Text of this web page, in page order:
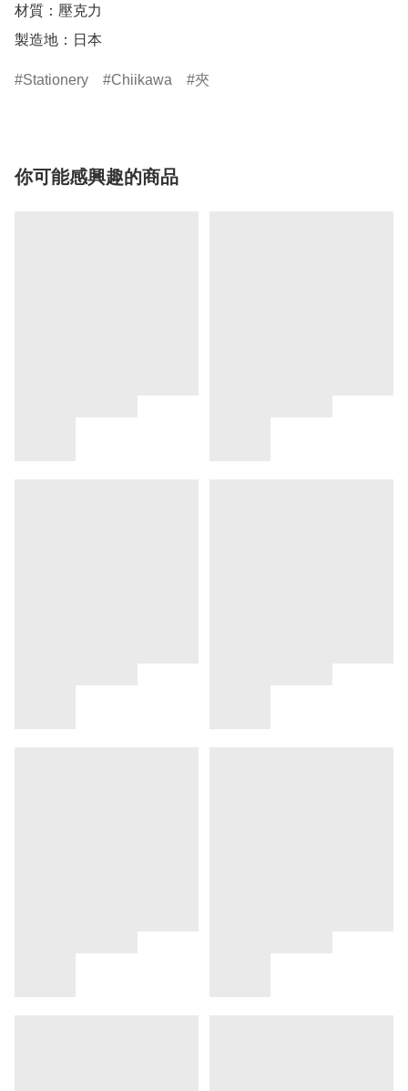
材質：壓克力
製造地：日本
Stationery Chiikawa 夾
你可能感興趣的商品